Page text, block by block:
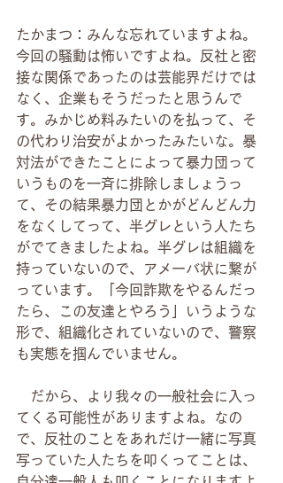
たかまつ：みんな忘れていますよね。
今回の騒動は怖いですよね。反社と密
接な関係であったのは芸能界だけでは
なく、企業もそうだったと思うんで
す。みかじめ料みたいのを払って、そ
の代わり治安がよかったみたいな。暴
対法ができたことによって暴力団って
いうものを一斉に排除しましょうっ
て、その結果暴力団とかがどんどん力
をなくしてって、半グレという人たち
がでてきましたよね。半グレは組織を
持っていないので、アメーバ状に繋が
っています。「今回詐欺をやるんだっ
たら、この友達とやろう」いうような
形で、組織化されていないので、警察
も実態を掴んでいません。
だから、より我々の一般社会に入っ
てくる可能性がありますよね。なの
で、反社のことをあれだけ一緒に写真
写っていた人たちを叩くってことは、